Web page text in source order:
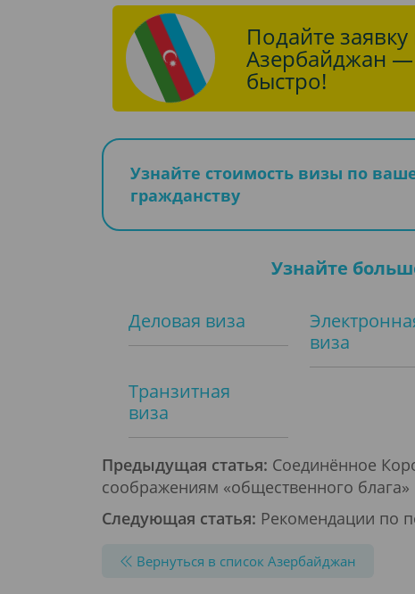
Подайте заявку
Азербайджан —
быстро!
Узнайте стоимость визы по
гражданству
Узнайте
Деловая виза
виза
Транзитная
виза
Предыдущая статья: Соединённое
соображениям «общественного блага»
Следующая статья: Рекомендации по
Вернуться в список Азербайджан